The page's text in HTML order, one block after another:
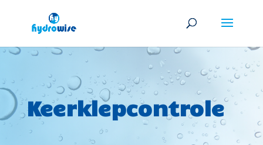
Keerklepcontrole